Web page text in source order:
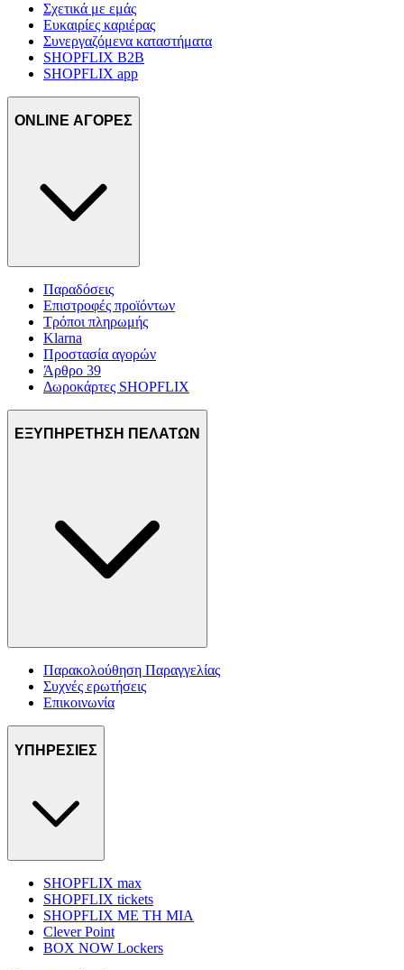
Σχετικά με εμάς
Ευκαιρίες καριέρας
Συνεργαζόμενα καταστήματα
SHOPFLIX B2B
SHOPFLIX app
ONLINE ΑΓΟΡΕΣ
Παραδόσεις
Επιστροφές προϊόντων
Τρόποι πληρωμής
Klarna
Προστασία αγορών
Άρθρο 39
Δωροκάρτες SHOPFLIX
ΕΞΥΠΗΡΕΤΗΣΗ ΠΕΛΑΤΩΝ
Παρακολούθηση Παραγγελίας
Συχνές ερωτήσεις
Επικοινωνία
ΥΠΗΡΕΣΙΕΣ
SHOPFLIX max
SHOPFLIX tickets
SHOPFLIX ΜΕ ΤΗ ΜΙΑ
Clever Point
BOX NOW Lockers